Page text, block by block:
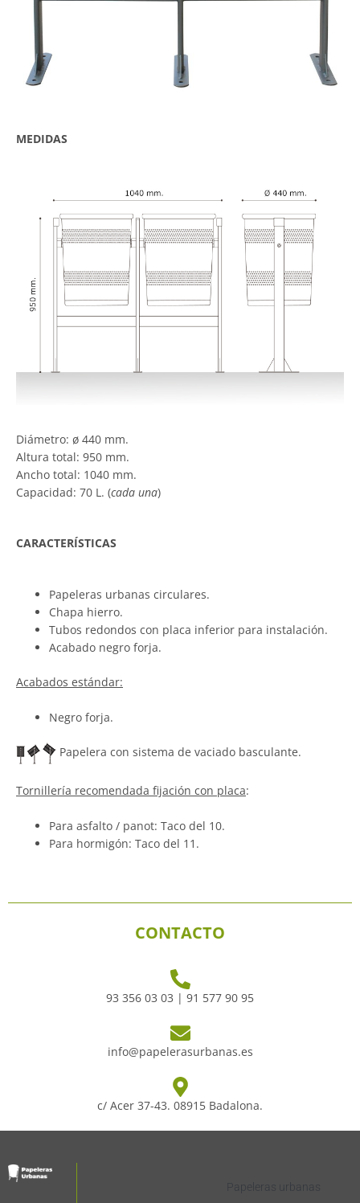
MEDIDAS
Diámetro: ø 440 mm.
Altura total: 950 mm.
Ancho total: 1040 mm.
Capacidad: 70 L. (cada una)
CARACTERÍSTICAS
Papeleras urbanas circulares.
Chapa hierro.
Tubos redondos con placa inferior para instalación.
Acabado negro forja.
Acabados estándar:
Negro forja.
Papelera con sistema de vaciado basculante.
Tornillería recomendada fijación con placa:
Para asfalto / panot: Taco del 10.
Para hormigón: Taco del 11.
CONTACTO
93 356 03 03 | 91 577 90 95
info@papelerasurbanas.es
c/ Acer 37-43. 08915 Badalona.
Papeleras urbanas